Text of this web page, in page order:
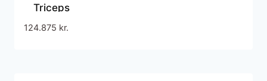
Triceps
124.875 kr.